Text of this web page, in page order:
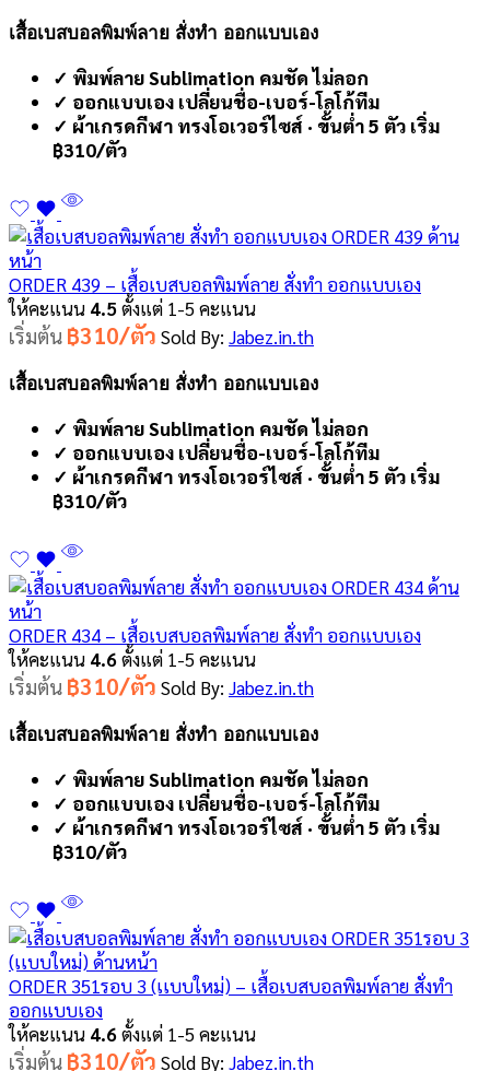
เสื้อเบสบอลพิมพ์ลาย สั่งทำ ออกแบบเอง
✓ พิมพ์ลาย Sublimation คมชัด ไม่ลอก
✓ ออกแบบเอง เปลี่ยนชื่อ-เบอร์-โลโก้ทีม
✓ ผ้าเกรดกีฬา ทรงโอเวอร์ไซส์ · ขั้นต่ำ 5 ตัว เริ่ม
฿310/ตัว
ORDER 439 – เสื้อเบสบอลพิมพ์ลาย สั่งทำ ออกแบบเอง
ให้คะแนน 4.5ตั้งแต่ 1-5 คะแนน
เริ่มต้น ฿310/ตัว Sold By: Jabez.in.th
เสื้อเบสบอลพิมพ์ลาย สั่งทำ ออกแบบเอง
✓ พิมพ์ลาย Sublimation คมชัด ไม่ลอก
✓ ออกแบบเอง เปลี่ยนชื่อ-เบอร์-โลโก้ทีม
✓ ผ้าเกรดกีฬา ทรงโอเวอร์ไซส์ · ขั้นต่ำ 5 ตัว เริ่ม
฿310/ตัว
ORDER 434 – เสื้อเบสบอลพิมพ์ลาย สั่งทำ ออกแบบเอง
ให้คะแนน 4.6ตั้งแต่ 1-5 คะแนน
เริ่มต้น ฿310/ตัว Sold By: Jabez.in.th
เสื้อเบสบอลพิมพ์ลาย สั่งทำ ออกแบบเอง
✓ พิมพ์ลาย Sublimation คมชัด ไม่ลอก
✓ ออกแบบเอง เปลี่ยนชื่อ-เบอร์-โลโก้ทีม
✓ ผ้าเกรดกีฬา ทรงโอเวอร์ไซส์ · ขั้นต่ำ 5 ตัว เริ่ม
฿310/ตัว
ORDER 351รอบ 3 (เเบบใหม่) – เสื้อเบสบอลพิมพ์ลาย สั่งทำ
ออกแบบเอง
ให้คะแนน 4.6ตั้งแต่ 1-5 คะแนน
เริ่มต้น ฿310/ตัว Sold By: Jabez.in.th